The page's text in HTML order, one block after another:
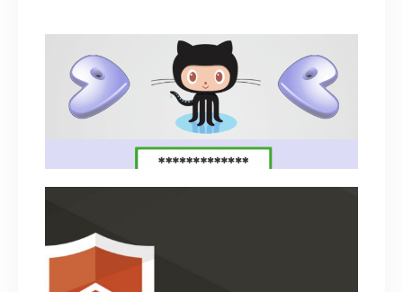
để bẻ khóa tài khoản Github Linux Gentoo